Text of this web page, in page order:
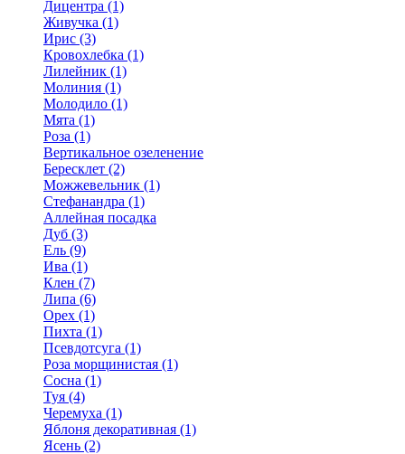
Дицентра (1)
Живучка (1)
Ирис (3)
Кровохлебка (1)
Лилейник (1)
Молиния (1)
Молодило (1)
Мята (1)
Роза (1)
Вертикальное озеленение
Бересклет (2)
Можжевельник (1)
Стефанандра (1)
Аллейная посадка
Дуб (3)
Ель (9)
Ива (1)
Клен (7)
Липа (6)
Орех (1)
Пихта (1)
Псевдотсуга (1)
Роза морщинистая (1)
Сосна (1)
Туя (4)
Черемуха (1)
Яблоня декоративная (1)
Ясень (2)